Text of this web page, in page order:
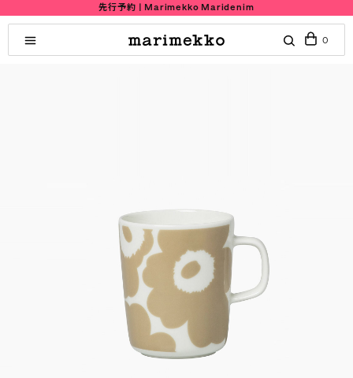
先行予約 | Marimekko Maridenim
0